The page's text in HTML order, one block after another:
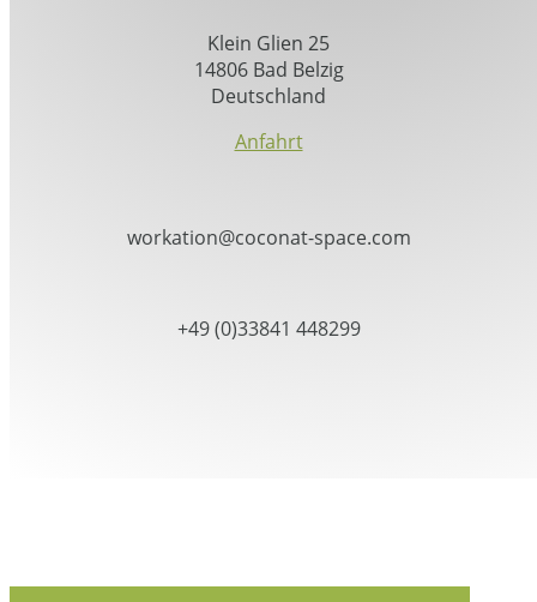
Klein Glien 25
14806 Bad Belzig
Deutschland
Anfahrt
workation@coconat-space.com
+49 (0)33841 448299